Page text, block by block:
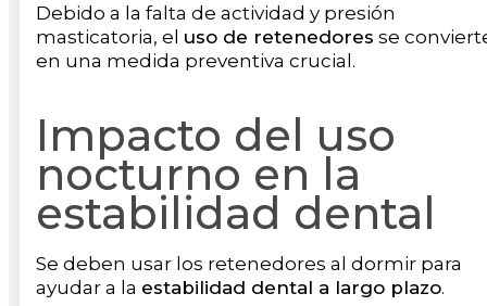
Debido a la falta de actividad y presión
masticatoria, el uso de retenedores se
en una medida preventiva crucial.
Impacto del uso
nocturno en la
estabilidad dental
Se deben usar los retenedores al dormir para
ayudar a la estabilidad dental a largo plazo.